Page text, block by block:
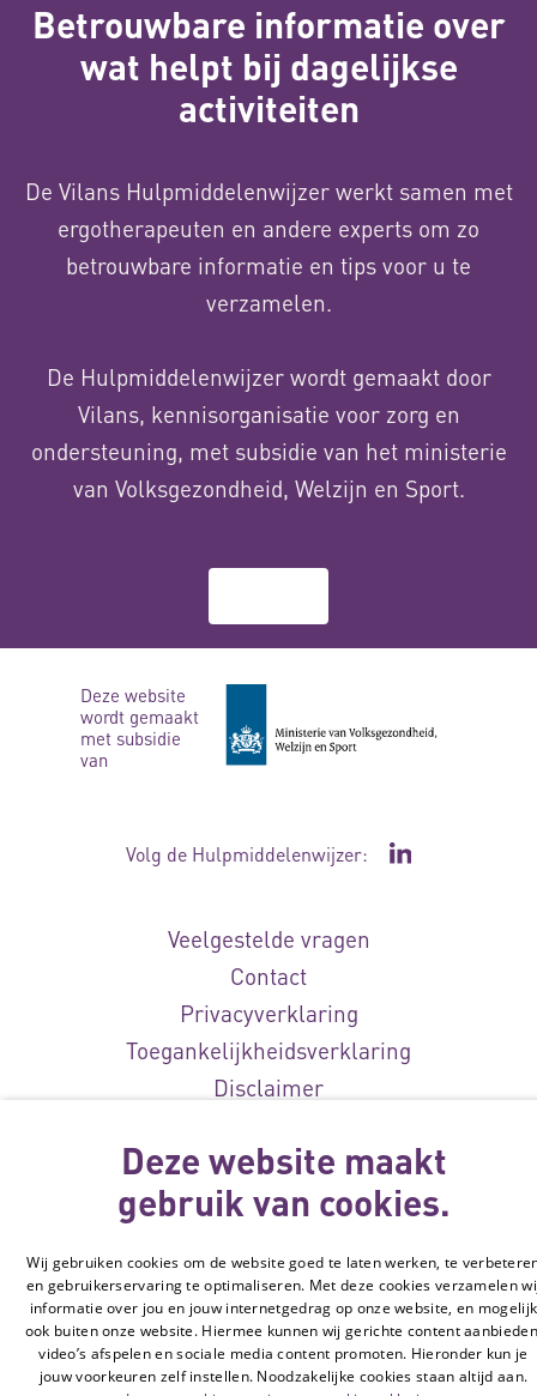
Betrouwbare informatie over
wat helpt bij dagelijkse
activiteiten
De Vilans Hulpmiddelenwijzer werkt samen met
ergotherapeuten en andere experts om zo
betrouwbare informatie en tips voor u te
verzamelen.
De Hulpmiddelenwijzer wordt gemaakt door
Vilans, kennisorganisatie voor zorg en
ondersteuning, met subsidie van het ministerie
van Volksgezondheid, Welzijn en Sport.
Deze website
wordt gemaakt
met subsidie
van
Volg de Hulpmiddelenwijzer: Ga naar de
Veelgestelde vragen
Contact
Privacyverklaring
Toegankelijkheidsverklaring
Disclaimer
© Vilans, 2026
Deze website maakt
gebruik van cookies.
Wij gebruiken cookies om de website goed te laten werken, te
en gebruikerservaring te optimaliseren. Met deze cookies verzamelen
informatie over jou en jouw internetgedrag op onze website, en mogelijk
ook buiten onze website. Hiermee kunnen wij gerichte content
video’s afspelen en sociale media content promoten. Hieronder kun je
jouw voorkeuren zelf instellen. Noodzakelijke cookies staan altijd aan.